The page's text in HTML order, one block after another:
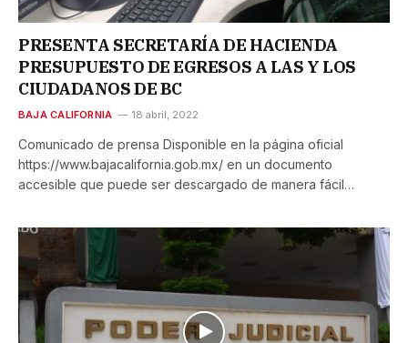
PRESENTA SECRETARÍA DE HACIENDA
PRESUPUESTO DE EGRESOS A LAS Y LOS
CIUDADANOS DE BC
BAJA CALIFORNIA 18 abril, 2022
Comunicado de prensa Disponible en la página oficial
https://www.bajacalifornia.gob.mx/ en un documento
accesible que puede ser descargado de manera fácil…